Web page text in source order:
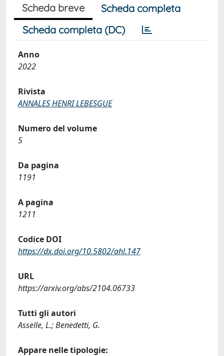
Scheda breve
Scheda completa
Scheda completa (DC)
Anno
2022
Rivista
ANNALES HENRI LEBESGUE
Numero del volume
5
Da pagina
1191
A pagina
1211
Codice DOI
https://dx.doi.org/10.5802/ahl.147
URL
https://arxiv.org/abs/2104.06733
Tutti gli autori
Asselle, L.; Benedetti, G.
Appare nelle tipologie: